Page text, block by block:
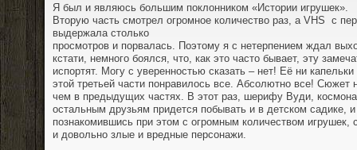
Я был и являюсь большим поклонником «Истории игрушек».
Вторую часть смотрел огромное количество раз, а VHS с
выдержала столько
просмотров и порвалась. Поэтому я с нетерпением ждал
кстати, немного боялся, что, как это часто бывает, эту
испортят. Могу с уверенностью сказать – нет! Её ни
этой третьей части понравилось все. Абсолютно все! Сюжет
чем в предыдущих частях. В этот раз, шерифу Вуди,
остальным друзьям придется побывать и в детском садике,
познакомившись при этом с огромным количеством игрушек,
и довольно злые и вредные персонажи.